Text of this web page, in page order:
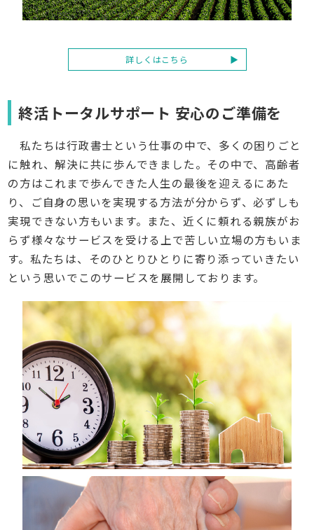
詳しくはこちら
終活トータルサポート 安心のご準備を
私たちは行政書士という仕事の中で、多くの困りごと
に触れ、解決に共に歩んできました。その中で、高齢者
の方はこれまで歩んできた人生の最後を迎えるにあた
り、ご自身の思いを実現する方法が分からず、必ずしも
実現できない方もいます。また、近くに頼れる親族がお
らず様々なサービスを受ける上で苦しい立場の方もいま
す。私たちは、そのひとりひとりに寄り添っていきたい
という思いでこのサービスを展開しております。